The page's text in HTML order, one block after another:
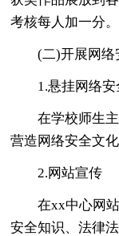
考核每人加一分。
(二)开展网络
1.悬挂网络
在学校师生
营造网络安全文化
2.网站宣传
在xx中心网
安全知识、法律